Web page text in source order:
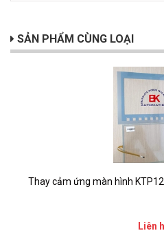
SẢN PHẨM CÙNG LOẠI
Thay cảm ứng màn hình
Liên